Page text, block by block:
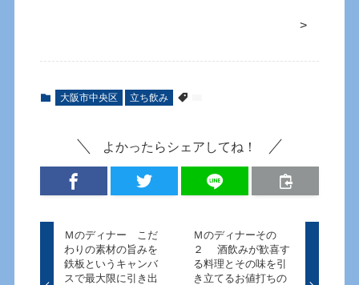
>
大阪市中央区 立ち飲み
よかったらシェアしてね！
Ｍのディナー こだ
わりの素材の旨みを
鉄板というキャンバ
スで最大限に引き出
Ｍのディナーその
２ 酒飲みが歓喜す
る料理とその味を引
き立てるお値打ちの